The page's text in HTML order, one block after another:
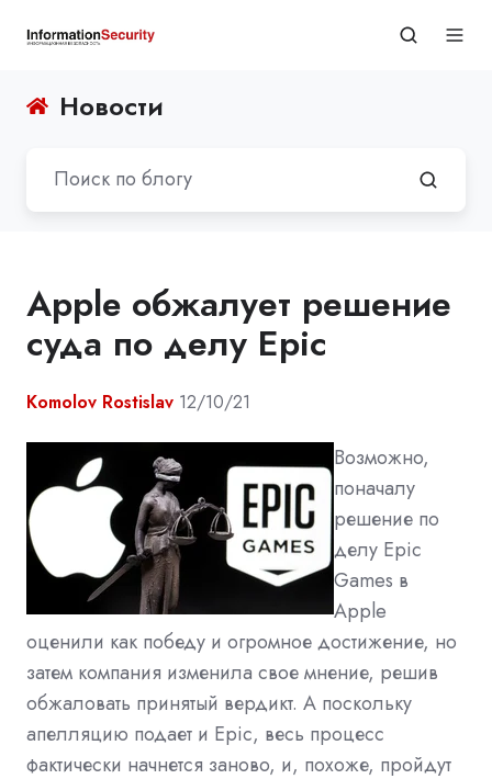
Новости
Apple обжалует решение
суда по делу Epic
Komolov Rostislav 12/10/21
Возможно,
поначалу
решение по
делу Epic
Games в
Apple
оценили как победу и огромное достижение, но
затем компания изменила свое мнение, решив
обжаловать принятый вердикт. А поскольку
апелляцию подает и Epic, весь процесс
фактически начнется заново, и, похоже, пройдут